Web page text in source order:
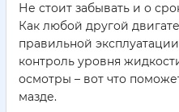
Не стоит забывать и о
Как любой другой
правильной
контроль уровня
осмотры – вот что
мазде.